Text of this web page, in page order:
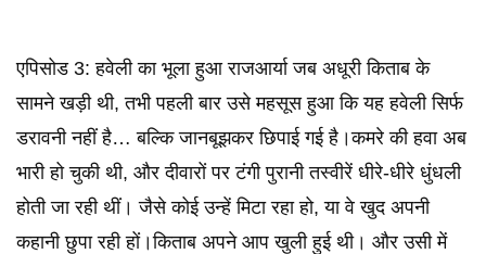
एपिसोड 3: हवेली का भूला हुआ राजआर्या जब अधूरी किताब के
सामने खड़ी थी, तभी पहली बार उसे महसूस हुआ कि यह हवेली सिर्फ
डरावनी नहीं है… बल्कि जानबूझकर छिपाई गई है।कमरे की हवा अब
भारी हो चुकी थी, और दीवारों पर टंगी पुरानी तस्वीरें धीरे-धीरे धुंधली
होती जा रही थीं। जैसे कोई उन्हें मिटा रहा हो, या वे खुद अपनी
कहानी छुपा रही हों।किताब अपने आप खुली हुई थी। और उसी में